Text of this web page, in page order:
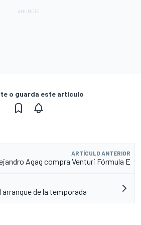
o guarda este artículo
ARTÍCULO ANTERIOR
Agag compra Venturi Fórmula E
arranque de la temporada